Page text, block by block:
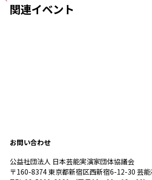
関連イベント
お問い合わせ
公益社団法人 日本芸能実演家団体協議会
〒160-8374 東京都新宿区西新宿6-12-30 芸